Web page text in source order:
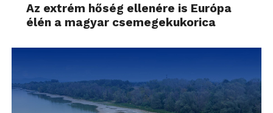
Az extrém hőség ellenére is Európa
élén a magyar csemegekukorica